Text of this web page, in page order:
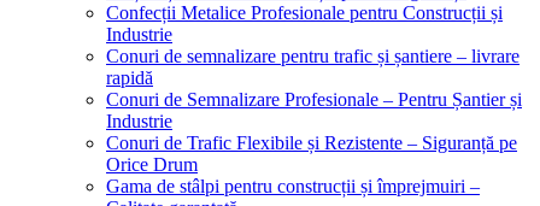
Confecții Metalice Profesionale pentru Construcții și
Industrie
Conuri de semnalizare pentru trafic și șantiere – livrare
rapidă
Conuri de Semnalizare Profesionale – Pentru Șantier și
Industrie
Conuri de Trafic Flexibile și Rezistente – Siguranță pe
Orice Drum
Gama de stâlpi pentru construcții și împrejmuiri –